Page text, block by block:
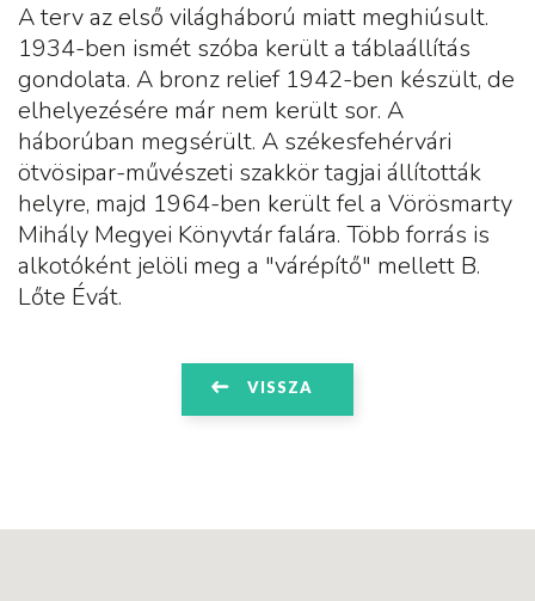
A terv az első világháború miatt meghiúsult.
1934-ben ismét szóba került a táblaállítás
gondolata. A bronz relief 1942-ben készült, de
elhelyezésére már nem került sor. A
háborúban megsérült. A székesfehérvári
ötvösipar-művészeti szakkör tagjai állították
helyre, majd 1964-ben került fel a Vörösmarty
Mihály Megyei Könyvtár falára. Több forrás is
alkotóként jelöli meg a "várépítő" mellett B.
Lőte Évát.
VISSZA